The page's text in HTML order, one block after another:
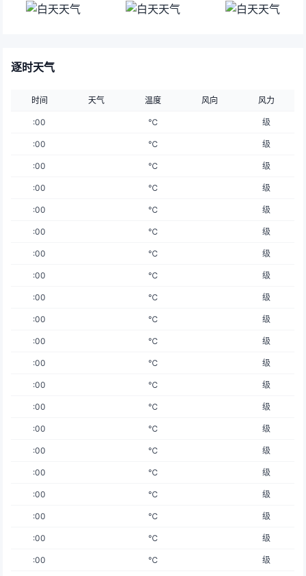
逐时天气
时间 天气 温度 风向 风力
:00 ℃ 级
:00 ℃ 级
:00 ℃ 级
:00 ℃ 级
:00 ℃ 级
:00 ℃ 级
:00 ℃ 级
:00 ℃ 级
:00 ℃ 级
:00 ℃ 级
:00 ℃ 级
:00 ℃ 级
:00 ℃ 级
:00 ℃ 级
:00 ℃ 级
:00 ℃ 级
:00 ℃ 级
:00 ℃ 级
:00 ℃ 级
:00 ℃ 级
:00 ℃ 级